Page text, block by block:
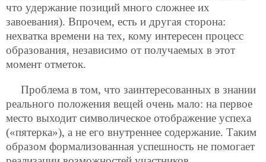
что удержание позиций много сложнее их
завоевания). Впрочем, есть и другая сторона:
нехватка времени на тех, кому интересен процесс
образования, независимо от получаемых в этот
момент отметок.
Проблема в том, что заинтересованных в знании
реального положения вещей очень мало: на первое
место выходит символическое отображение успеха
(«пятерка»), а не его внутреннее содержание. Таким
образом формализованная успешность не помогает